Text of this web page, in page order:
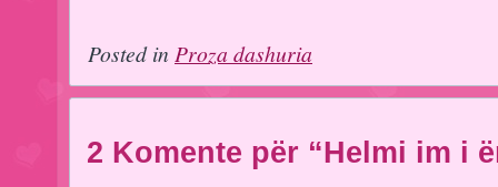
Posted in Proza dashuria
2 Komente për “Helmi im i